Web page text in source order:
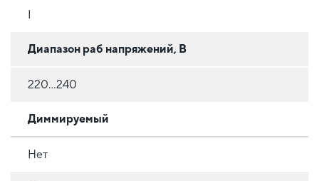
Диапазон раб напряжений, В
220...240
Диммируемый
Нет